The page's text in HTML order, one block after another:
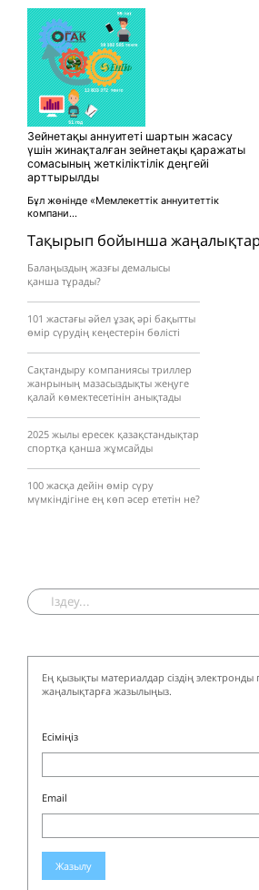
Тақырып бойынша
Балаңыздың жазғы демалысы
қанша тұрады?
101 жастағы әйел ұзақ әрі бақытты
өмір сүрудің кеңестерін бөлісті
Сақтандыру компаниясы триллер
жанрының мазасыздықты жеңуге
қалай көмектесетінін анықтады
2025 жылы ересек қазақстандықтар
спортқа қанша жұмсайды
100 жасқа дейін өмір сүру
мүмкіндігіне ең көп әсер ететін не?
Зейнетақы аннуитеті шартын жасасу
үшін жинақталған зейнетақы қаражаты
сомасының жеткіліктілік деңгейі
арттырылды
Бұл жөнінде «Мемлекеттік аннуитеттік
компани...
Ең қызықты материалдар сіздің электронды
жаңалықтарға жазылыңыз.
Есіміңіз
Email
Жазылу